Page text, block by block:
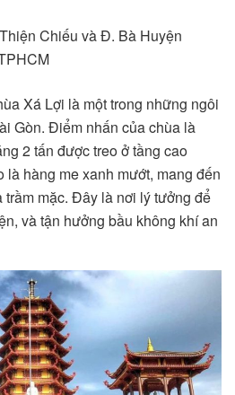
Chiếu và Đ. Bà Huyện
Xá Lợi là một trong những ngôi
Gòn. Điểm nhấn của chùa là
2 tấn được treo ở tầng cao
là hàng me xanh mướt, mang đến
trầm mặc. Đây là nơi lý tưởng để
và tận hưởng bầu không khí an